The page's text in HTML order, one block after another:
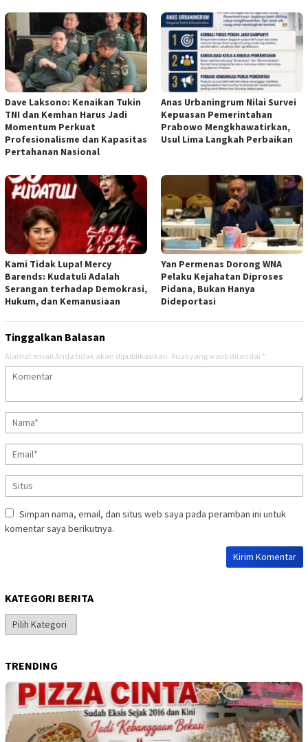
Dave Laksono: Kenaikan Tukin
TNI dan Kemhan Harus Jadi
Momentum Perkuat
Profesionalisme dan Kapasitas
Pertahanan Nasional
Anas Urbaningrum Nilai Survei
Kepuasan Pemerintahan
Prabowo Mengkhawatirkan,
Usul Lima Langkah Perbaikan
Kami Tidak Lupa! Mercy
Barends: Kudatuli Adalah
Serangan terhadap Demokrasi,
Hukum, dan Kemanusiaan
Yan Permenas Dorong WNA
Pelaku Kejahatan Diproses
Pidana, Bukan Hanya
Dideportasi
Tinggalkan Balasan
Alamat email Anda tidak akan dipublikasikan. Ruas yang wajib ditandai *
Simpan nama, email, dan situs web saya pada peramban ini untuk
komentar saya berikutnya.
KATEGORI BERITA
Kategori
Berita
TRENDING